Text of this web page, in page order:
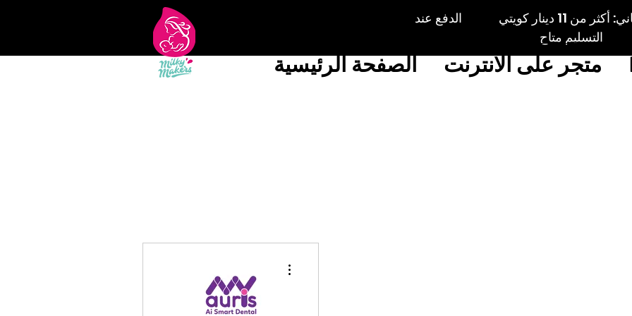
الكويت: توصيل مجاني: أكثر من 11 دينار كويتي الدفع عند
التسليم متاح
الصفحة الرئيسية متجر على الانترنت